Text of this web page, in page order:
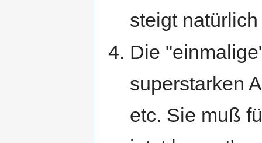
steigt
Die
superstarken
etc. Sie muß